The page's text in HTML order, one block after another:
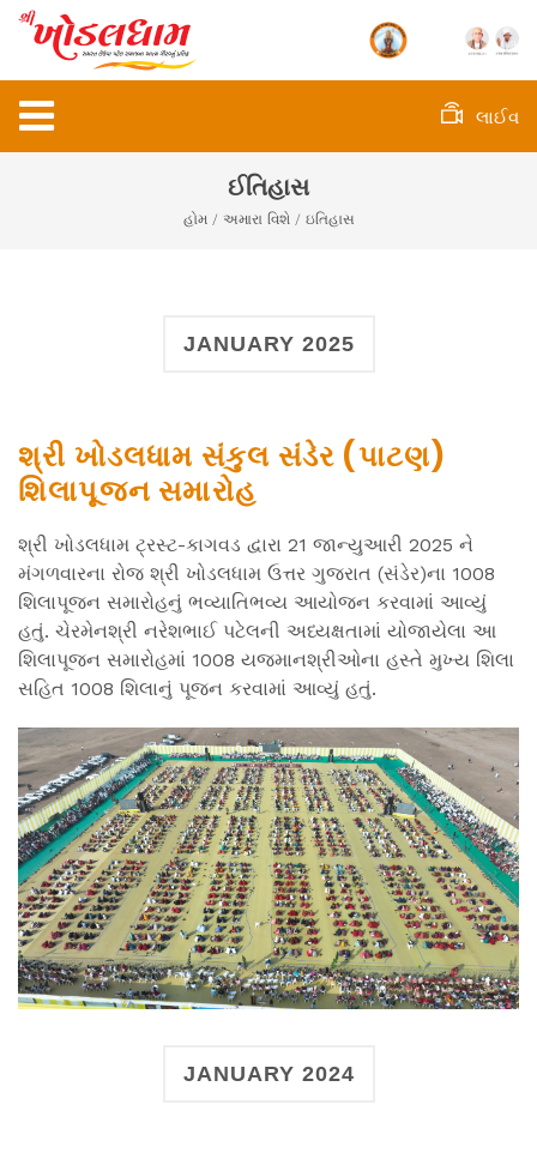
લાઈવ
ઈતિહાસ
હોમ/ અમારા વિશે / ઇતિહાસ
JANUARY 2025
શ્રી ખોડલધામ સંકુલ સંડેર (પાટણ)
શિલાપૂજન સમારોહ
શ્રી ખોડલધામ ટ્રસ્ટ-કાગવડ દ્વારા 21 જાન્યુઆરી 2025 ને
મંગળવારના રોજ શ્રી ખોડલધામ ઉત્તર ગુજરાત (સંડેર)ના 1008
શિલાપૂજન સમારોહનું ભવ્યાતિભવ્ય આયોજન કરવામાં આવ્યું
હતું. ચેરમેનશ્રી નરેશભાઈ પટેલની અધ્યક્ષતામાં યોજાયેલા આ
શિલાપૂજન સમારોહમાં 1008 યજમાનશ્રીઓના હસ્તે મુખ્ય શિલા
સહિત 1008 શિલાનું પૂજન કરવામાં આવ્યું હતું.
JANUARY 2024